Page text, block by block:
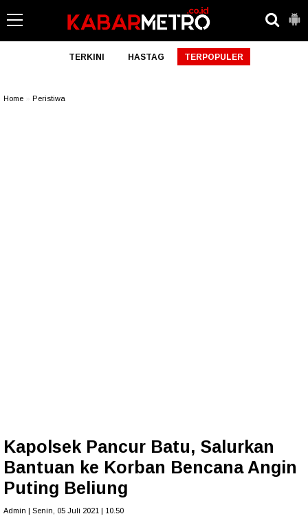
TERKINI HASTAG TERPOPULER
Home Peristiwa
Kapolsek Pancur Batu, Salurkan
Bantuan ke Korban Bencana Angin
Puting Beliung
Admin | Senin, 05 Juli 2021 | 10.50